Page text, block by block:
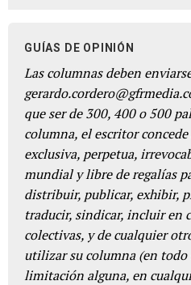
GUÍAS DE OPINIÓN
Las columnas deben
que ser de 300, 400 o 500
columna, el escritor
exclusiva, perpetua,
mundial y libre de regalías
distribuir, publicar, exhibir,
traducir, sindicar, incluir en
colectivas, y de cualquier
utilizar su columna (en
limitación alguna, en